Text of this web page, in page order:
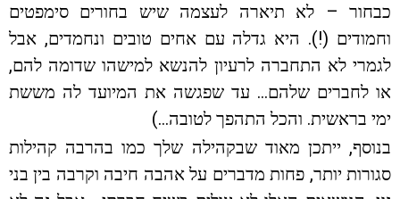
כבחור – לא תיארה לעצמה שיש בחורים סימפטים
וחמודים (!). היא גדלה עם אחים טובים ונחמדים, אבל
לגמרי לא התחברה לרעיון להנשא למישהו שדומה להם,
או לחברים שלהם… עד שפגשה את המיועד לה מששת
ימי בראשית. והכל התהפך לטובה…)
בנוסף, ייתכן מאוד שבקהילה שלך כמו בהרבה קהילות
סגורות יותר, פחות מדברים על אהבה חיבה וקרבה בין בני